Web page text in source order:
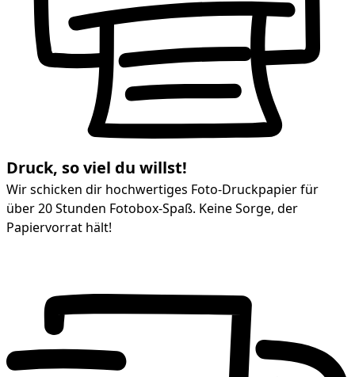
Druck, so viel du willst!
Wir schicken dir hochwertiges Foto-Druckpapier für
über 20 Stunden Fotobox-Spaß. Keine Sorge, der
Papiervorrat hält!